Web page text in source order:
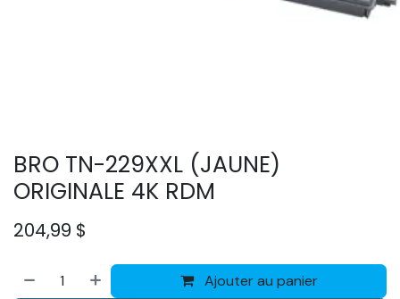
BRO TN-229XXL (JAUNE)
ORIGINALE 4K RDM
204,99 $
Ajouter au panier